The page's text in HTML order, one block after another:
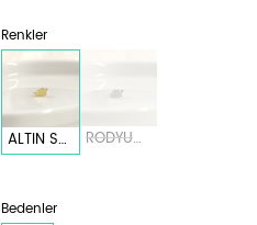
Renkler
ALTIN SARI RODYUM BEYAZ
Bedenler